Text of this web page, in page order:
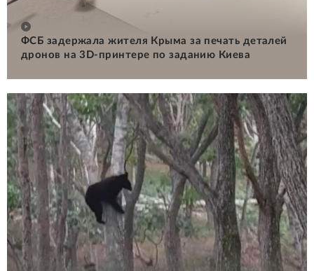
ФСБ задержала жителя Крыма за печать деталей
дронов на 3D-принтере по заданию Киева